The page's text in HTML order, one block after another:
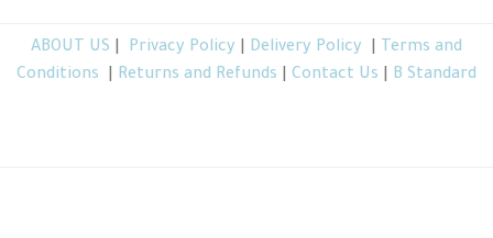
ABOUT US Privacy Policy Delivery Policy
Terms and
Conditions
Returns and Refunds Contact Us B Standard